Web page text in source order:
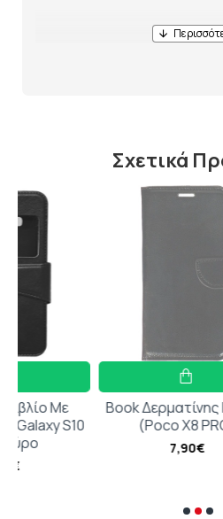
Σχετικά
Book Δερματίνης Μαύρο
(Poco X8 PRO)